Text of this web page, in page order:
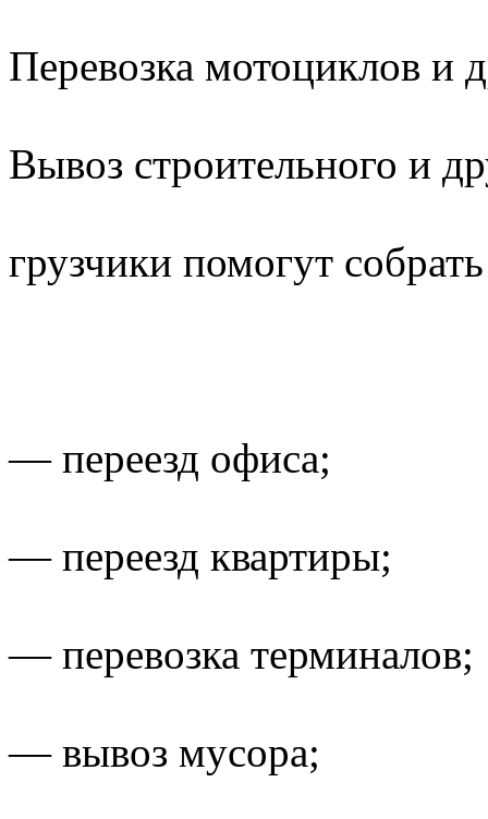
Перевозка мотоциклов и
Вывоз строительного и
грузчики помогут
— переезд офиса;
— переезд квартиры;
— перевозка терминалов;
— вывоз мусора;